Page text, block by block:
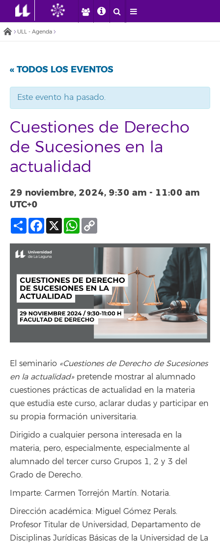
ULL - Agenda
« TODOS LOS EVENTOS
Este evento ha pasado.
Cuestiones de Derecho
de Sucesiones en la
actualidad
29 noviembre, 2024, 9:30 am - 11:00 am
UTC+0
Compartir
Facebook
X WhatsApp
El seminario «Cuestiones de Derecho de Sucesiones
en la actualidad» pretende mostrar al alumnado
cuestiones prácticas de actualidad en la materia
que estudia este curso, aclarar dudas y participar en
su propia formación universitaria.
Dirigido a cualquier persona interesada en la
materia, pero, especialmente, especialmente al
alumnado del tercer curso Grupos 1, 2 y 3 del
Grado de Derecho.
Imparte: Carmen Torrejón Martín. Notaria.
Dirección académica: Miguel Gómez Perals.
Profesor Titular de Universidad, Departamento de
Disciplinas Jurídicas Básicas de la Universidad de La